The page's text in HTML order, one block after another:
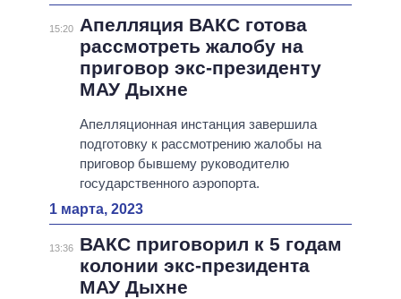
15:20
Апелляция ВАКС готова
рассмотреть жалобу на
приговор экс-президенту
МАУ Дыхне
Апелляционная инстанция завершила
подготовку к рассмотрению жалобы на
приговор бывшему руководителю
государственного аэропорта.
1 марта, 2023
13:36
ВАКС приговорил к 5 годам
колонии экс-президента
МАУ Дыхне